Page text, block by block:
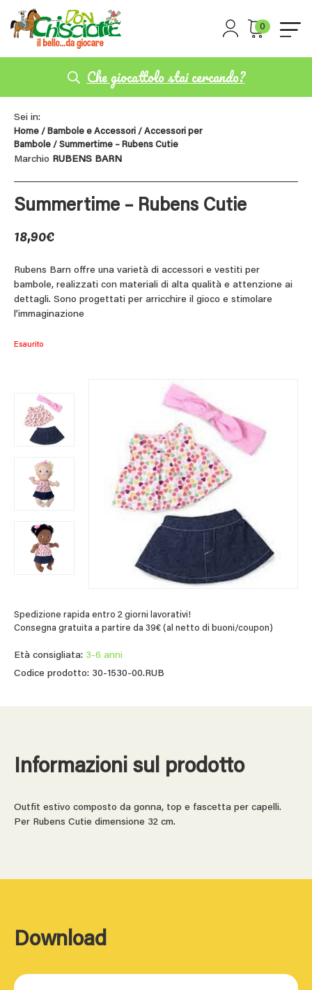
0
Che giocattolo stai cercando?
Sei in:
Home / Bambole e Accessori / Accessori per
Bambole / Summertime – Rubens Cutie
Marchio RUBENS BARN
Summertime – Rubens Cutie
18,90€
Rubens Barn offre una varietà di accessori e vestiti per
bambole, realizzati con materiali di alta qualità e attenzione ai
dettagli. Sono progettati per arricchire il gioco e stimolare
l’immaginazione
Esaurito
Spedizione rapida entro 2 giorni lavorativi!
Consegna gratuita a partire da 39€ (al netto di buoni/coupon)
Età consigliata: 3-6 anni
Codice prodotto: 30-1530-00.RUB
Informazioni sul prodotto
Outfit estivo composto da gonna, top e fascetta per capelli.
Per Rubens Cutie dimensione 32 cm.
Download